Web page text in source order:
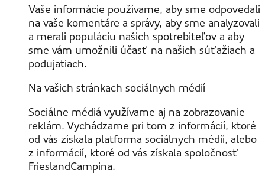
Vaše informácie používame, aby sme odpovedali
na vaše komentáre a správy, aby sme analyzovali
a merali populáciu našich spotrebiteľov a aby
sme vám umožnili účasť na našich súťažiach a
podujatiach.
Na vašich stránkach sociálnych médií
Sociálne médiá využívame aj na zobrazovanie
reklám. Vychádzame pri tom z informácií, ktoré
od vás získala platforma sociálnych médií, alebo
z informácií, ktoré od vás získala spoločnosť
FrieslandCampina.